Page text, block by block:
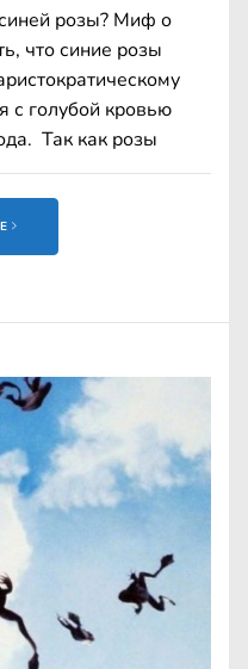
розы? Миф о
что синие розы
с голубой кровью
Так как розы